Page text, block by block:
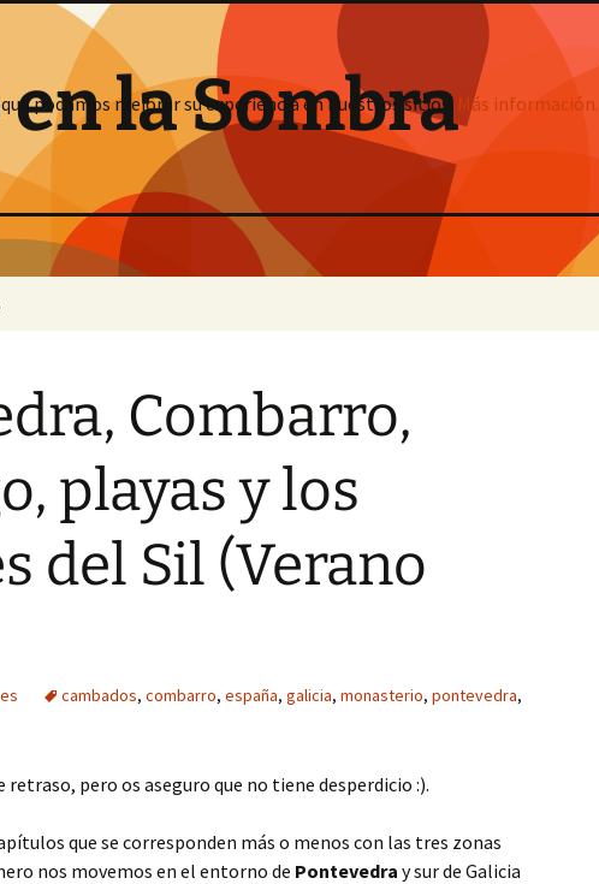
la Sombra
Combarro,
playas y los
del Sil (Verano
cambados, combarro, españa, galicia, monasterio, pontevedra,
retraso, pero os aseguro que no tiene desperdicio :).
que se corresponden más o menos con las tres zonas
nos movemos en el entorno de Pontevedra y sur de Galicia
podamos mejorar su experiencia en nuestros sitios: Más información.